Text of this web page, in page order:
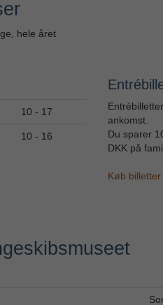
hele året
10 - 17
10 - 16
ankomst.
Du sparer
DKK på
Køb billetter